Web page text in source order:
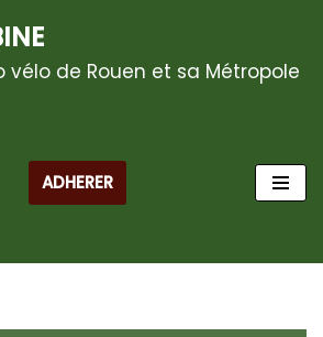
vélo de Rouen et sa Métropole
ADHERER